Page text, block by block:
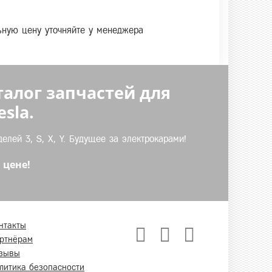
цену уточняйте у менеджера
запчастей для
3, S, X, Y. Будущее за электрокарами!
безопасности